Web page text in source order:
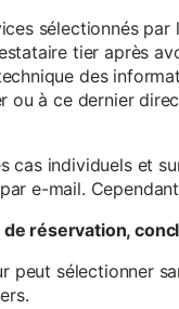
sélectionnés
tier après
des
ou à ce dernier
cas individuels et
e-mail.
de réservation,
peut sélectionner